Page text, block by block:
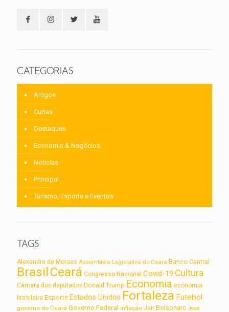
CATEGORIAS
Artigos
Curtas
Destaques
Economia & Negócios
Notícias
Principal
Turismo, Esporte e Eventos
TAGS
Alexandre de Moraes Assembleia Legislativa do Ceará Banco Central
BrasilCeará Congresso Nacional Covid-19 Cultura
Câmara dos deputados Donald Trump Economia economia
brasileira Esporte Estados Unidos Fortaleza Futebol
governo do Ceará Governo Federal inflação Jair Bolsonaro José